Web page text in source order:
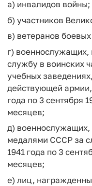
а) инвалидов войны;
б) участников
в) ветеранов
г)
службу в воинских
учебных
действующей
года по 3 сентября
месяцев;
д)
медалями СССР за
1941 года по 3
месяцев;
е) лиц,